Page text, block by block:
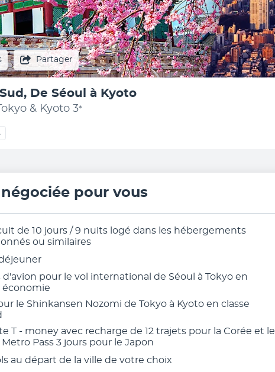
Partager
De Séoul à Kyoto
& Kyoto 3*
négociée pour vous
de 10 jours / 9 nuits logé dans les hébergements
ou similaires
d'avion pour le vol international de Séoul à Tokyo en
économie
le Shinkansen Nozomi de Tokyo à Kyoto en classe
T - money avec recharge de 12 trajets pour la Corée et le
Metro Pass 3 jours pour le Japon
au départ de la ville de votre choix